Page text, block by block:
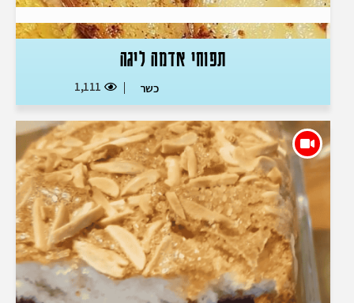
תפוחי אדמה ליגה
כשר 1,111